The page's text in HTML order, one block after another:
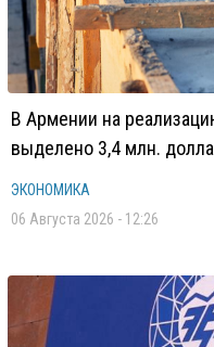
В Армении на
выделено 3,4 млн.
ЭКОНОМИКА
06 Августа 2026 - 12:26